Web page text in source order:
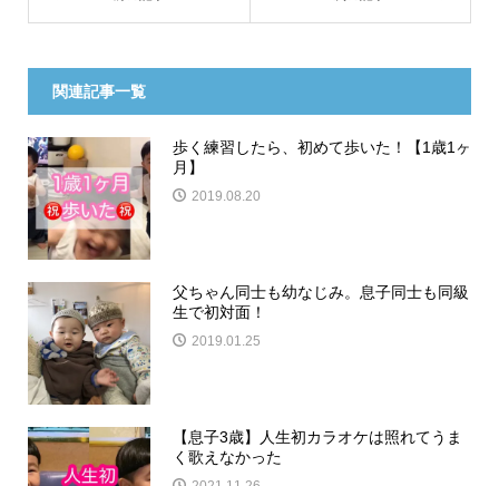
関連記事一覧
歩く練習したら、初めて歩いた！【1歳1ヶ
月】
2019.08.20
父ちゃん同士も幼なじみ。息子同士も同級
生で初対面！
2019.01.25
【息子3歳】人生初カラオケは照れてうま
く歌えなかった